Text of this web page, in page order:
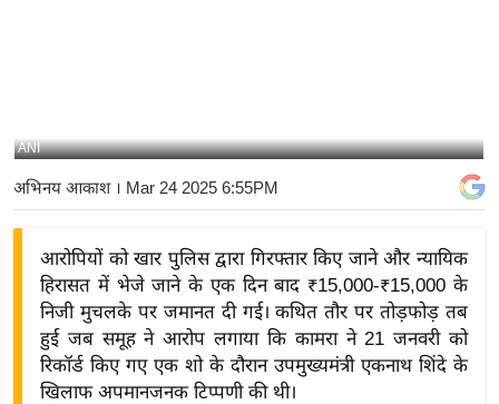
य
बि
ज़
द्यो
ANI
अभिनय आकाश। Mar 24 2025 6:55PM
आरोपियों को खार पुलिस द्वारा गिरफ्तार किए जाने और न्यायिक
हिरासत में भेजे जाने के एक दिन बाद ₹15,000-₹15,000 के
निजी मुचलके पर जमानत दी गई। कथित तौर पर तोड़फोड़ तब
हुई जब समूह ने आरोप लगाया कि कामरा ने 21 जनवरी को
रिकॉर्ड किए गए एक शो के दौरान उपमुख्यमंत्री एकनाथ शिंदे के
खिलाफ अपमानजनक टिप्पणी की थी।